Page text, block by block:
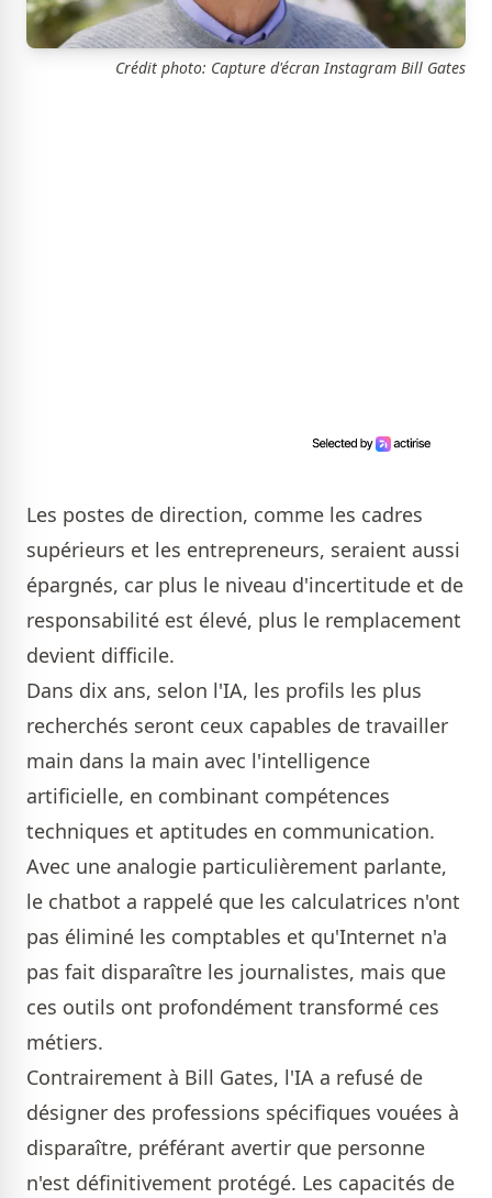
Crédit photo: Capture d'écran Instagram Bill Gates
Les postes de direction, comme les cadres
supérieurs et les entrepreneurs, seraient aussi
épargnés, car plus le niveau d'incertitude et de
responsabilité est élevé, plus le remplacement
devient difficile.
Dans dix ans, selon l'IA, les profils les plus
recherchés seront ceux capables de travailler
main dans la main avec l'intelligence
artificielle, en combinant compétences
techniques et aptitudes en communication.
Avec une analogie particulièrement parlante,
le chatbot a rappelé que les calculatrices n'ont
pas éliminé les comptables et qu'Internet n'a
pas fait disparaître les journalistes, mais que
ces outils ont profondément transformé ces
métiers.
Contrairement à Bill Gates, l'IA a refusé de
désigner des professions spécifiques vouées à
disparaître, préférant avertir que personne
n'est définitivement protégé. Les capacités de